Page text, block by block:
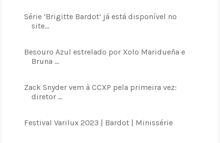
Série ‘Brigitte Bardot’ já está disponível no
site...
Besouro Azul estrelado por Xolo Maridueña e
Bruna ...
Zack Snyder vem à CCXP pela primeira vez:
diretor ...
Festival Varilux 2023 | Bardot | Minissérie